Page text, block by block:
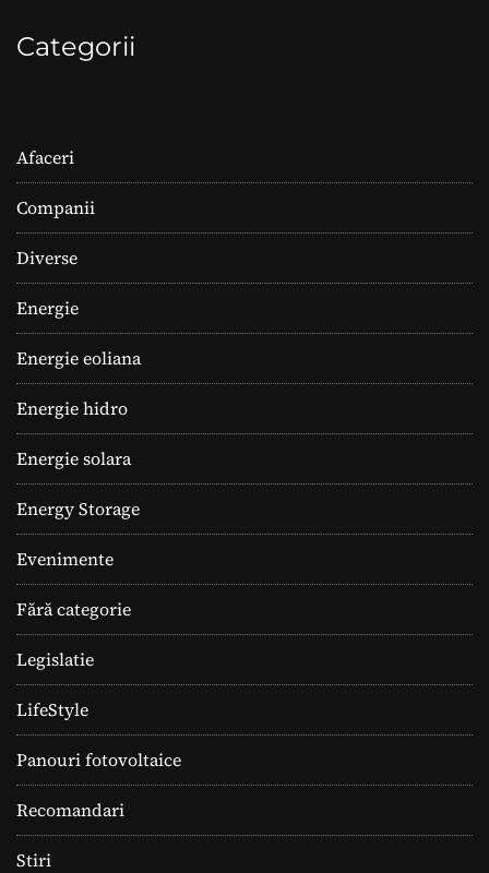
Categorii
Afaceri
Companii
Diverse
Energie
Energie eoliana
Energie hidro
Energie solara
Energy Storage
Evenimente
Fără categorie
Legislatie
LifeStyle
Panouri fotovoltaice
Recomandari
Stiri